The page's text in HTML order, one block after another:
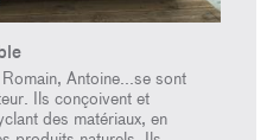
Antoine...se sont
Ils conçoivent et
des matériaux, en